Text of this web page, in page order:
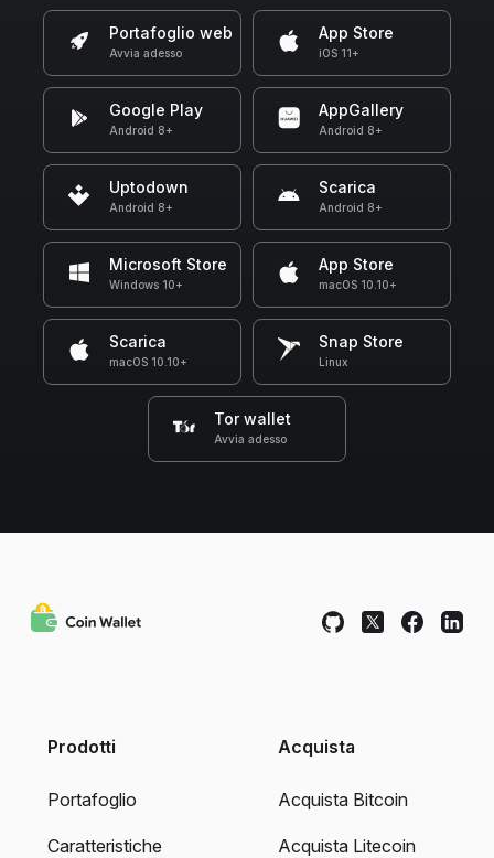
Portafoglio web
Avvia adesso
App Store
iOS 11+
Google Play
Android 8+
AppGallery
Android 8+
Uptodown
Android 8+
Scarica
Android 8+
Microsoft Store
Windows 10+
App Store
macOS 10.10+
Scarica
macOS 10.10+
Snap Store
Linux
Tor wallet
Avvia adesso
Prodotti
Portafoglio
Caratteristiche
Acquista
Acquista Bitcoin
Acquista Litecoin